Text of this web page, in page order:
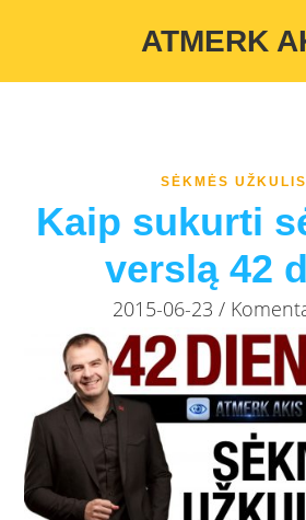
/home/atmerkakis/public_html/wp-
ATMERK
SĖKMĖS
Kaip sukurti
verslą 42
2015-06-23 /